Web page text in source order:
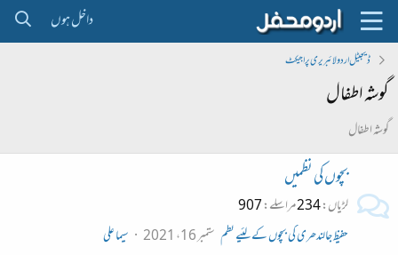
داخل ہوں
ڈیجیٹل اردو لائبریری پراجیکٹ
گوشہ اطفال
گوشہ اطفال
بچوں کی نظمیں
لڑیاں 234مراسلے 907
حفیظ جالندھری کی بچوں کے لئیے نظم ستمبر 16، 2021 سیما علی